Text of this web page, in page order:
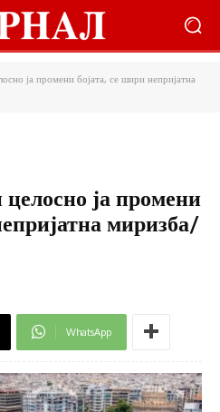
ја промени бојата, се шири непријатна
ја промени
миризба/
WhatsApp